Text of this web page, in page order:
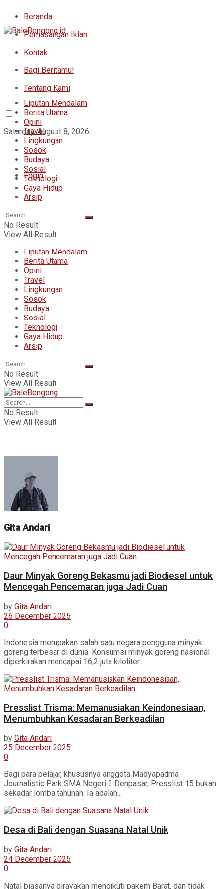
Beranda
Pemasangan Iklan
Kontak
Bagi Beritamu!
Tentang Kami
Saturday, August 8, 2026
Login
Liputan Mendalam
Berita Utama
Opini
Travel
Lingkungan
Sosok
Budaya
Sosial
Teknologi
Gaya Hidup
Arsip
No Result
View All Result
Liputan Mendalam
Berita Utama
Opini
Travel
Lingkungan
Sosok
Budaya
Sosial
Teknologi
Gaya Hidup
Arsip
No Result
View All Result
No Result
View All Result
Gita Andari
Daur Minyak Goreng Bekasmu jadi Biodiesel untuk
Mencegah Pencemaran juga Jadi Cuan
by Gita Andari
26 December 2025
0
Indonesia merupakan salah satu negara pengguna minyak
goreng terbesar di dunia. Konsumsi minyak goreng nasional
diperkirakan mencapai 16,2 juta kiloliter...
Presslist Trisma: Memanusiakan Keindonesiaan,
Menumbuhkan Kesadaran Berkeadilan
by Gita Andari
25 December 2025
0
Bagi para pelajar, khususnya anggota Madyapadma
Journalistic Park SMA Negeri 3 Denpasar, Presslist 15 bukan
sekadar lomba tahunan. Ia adalah...
Desa di Bali dengan Suasana Natal Unik
by Gita Andari
24 December 2025
0
Natal biasanya dirayakan mengikuti pakem Barat, dan tidak